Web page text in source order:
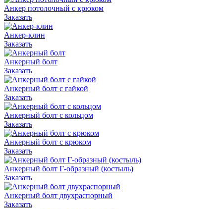
Анкер потолочный с крюком
Заказать
Анкер-клин
Заказать
Анкерный болт
Заказать
Анкерный болт с гайкой
Заказать
Анкерный болт с кольцом
Заказать
Анкерный болт с крюком
Заказать
Анкерный болт Г-образный (костыль)
Заказать
Анкерный болт двухраспорный
Заказать